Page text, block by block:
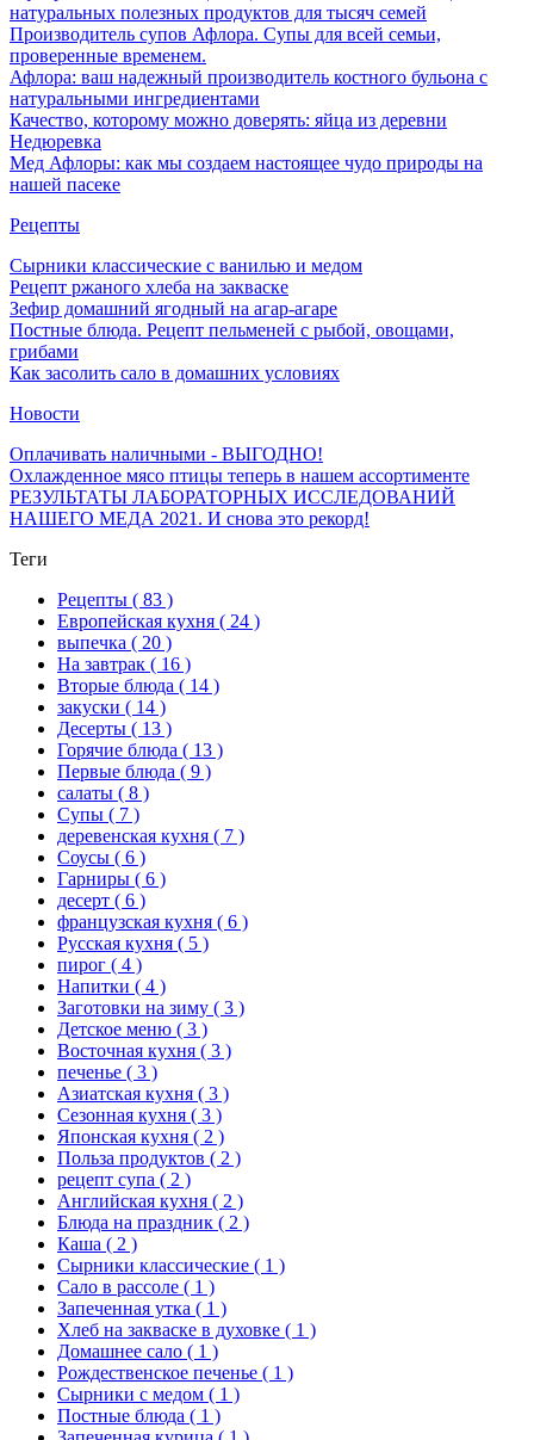
натуральных полезных продуктов для тысяч семей
Производитель супов Афлора. Супы для всей семьи,
проверенные временем.
Афлора: ваш надежный производитель костного бульона с
натуральными ингредиентами
Качество, которому можно доверять: яйца из деревни
Недюревка
Мед Афлоры: как мы создаем настоящее чудо природы на
нашей пасеке
Рецепты
Сырники классические с ванилью и медом
Рецепт ржаного хлеба на закваске
Зефир домашний ягодный на агар-агаре
Постные блюда. Рецепт пельменей с рыбой, овощами,
грибами
Как засолить сало в домашних условиях
Новости
Оплачивать наличными - ВЫГОДНО!
Охлажденное мясо птицы теперь в нашем ассортименте
РЕЗУЛЬТАТЫ ЛАБОРАТОРНЫХ ИССЛЕДОВАНИЙ
НАШЕГО МЕДА 2021. И снова это рекорд!
Теги
Рецепты ( 83 )
Европейская кухня ( 24 )
выпечка ( 20 )
На завтрак ( 16 )
Вторые блюда ( 14 )
закуски ( 14 )
Десерты ( 13 )
Горячие блюда ( 13 )
Первые блюда ( 9 )
салаты ( 8 )
Супы ( 7 )
деревенская кухня ( 7 )
Соусы ( 6 )
Гарниры ( 6 )
десерт ( 6 )
французская кухня ( 6 )
Русская кухня ( 5 )
пирог ( 4 )
Напитки ( 4 )
Заготовки на зиму ( 3 )
Детское меню ( 3 )
Восточная кухня ( 3 )
печенье ( 3 )
Азиатская кухня ( 3 )
Сезонная кухня ( 3 )
Японская кухня ( 2 )
Польза продуктов ( 2 )
рецепт супа ( 2 )
Английская кухня ( 2 )
Блюда на праздник ( 2 )
Каша ( 2 )
Сырники классические ( 1 )
Сало в рассоле ( 1 )
Запеченная утка ( 1 )
Хлеб на закваске в духовке ( 1 )
Домашнее сало ( 1 )
Рождественское печенье ( 1 )
Сырники с медом ( 1 )
Постные блюда ( 1 )